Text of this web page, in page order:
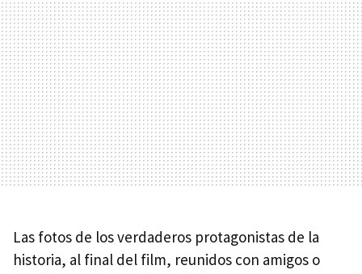
Las fotos de los verdaderos protagonistas de la
historia, al final del film, reunidos con amigos o